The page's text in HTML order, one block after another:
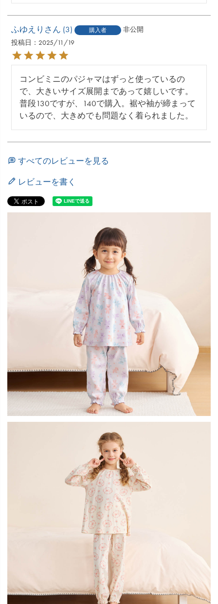
ふゆえり 3 購入者
非公開
投稿日
2025/11/19
コンビミニのパジャマはずっと使っているの
で、大きいサイズ展開まであって嬉しいです。
普段130ですが、140で購入。裾や袖が締まって
いるので、大きめでも問題なく着られました。
すべてのレビューを見る
レビューを書く